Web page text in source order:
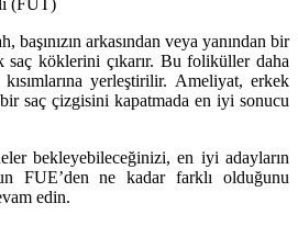
(FUT)
başınızın arkasından veya yanından bir
köklerini çıkarır. Bu foliküller daha
yerleştirilir. Ameliyat, erkek
saç çizgisini kapatmada en iyi sonucu
bekleyebileceğinizi, en iyi adayların
FUE’den ne kadar farklı olduğunu
edin.